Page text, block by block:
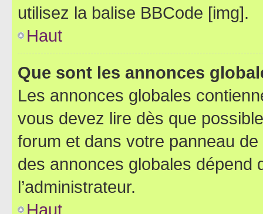
utilisez la balise BBCode [img].
Haut
Que sont les annonces
Les annonces globales
vous devez lire dès que
forum et dans votre panneau
des annonces globales dépend
l’administrateur.
Haut